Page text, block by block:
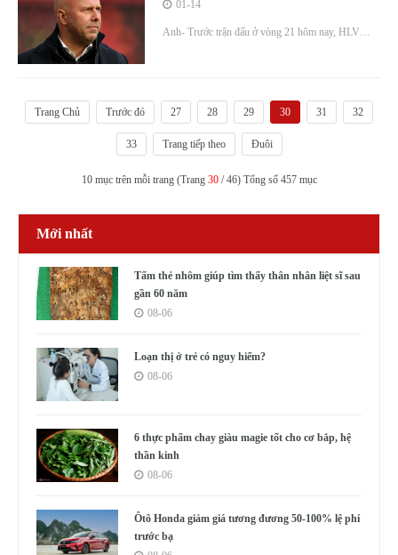
01-14
Anh- Trước trận đấu ở vòng 21 hôm nay, HLV
trăm triệu USD trong ba năm qua.
Trang Chủ
Trước đó 27 28 29 30 31 32
33 Trang tiếp theo Đuôi
10 mục trên mỗi trang (Trang 30/ 46) Tổng số 457 mục
Mới nhất
Tấm thẻ nhôm giúp tìm thấy thân nhân liệt sĩ sau
gần 60 năm
08-06
Loạn thị ở trẻ có nguy hiểm?
08-06
6 thực phẩm chay giàu magie tốt cho cơ bắp, hệ
thần kinh
08-06
Ôtô Honda giảm giá tương đương 50-100% lệ phí
trước bạ